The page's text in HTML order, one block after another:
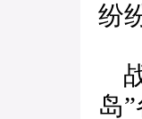
纷
岛